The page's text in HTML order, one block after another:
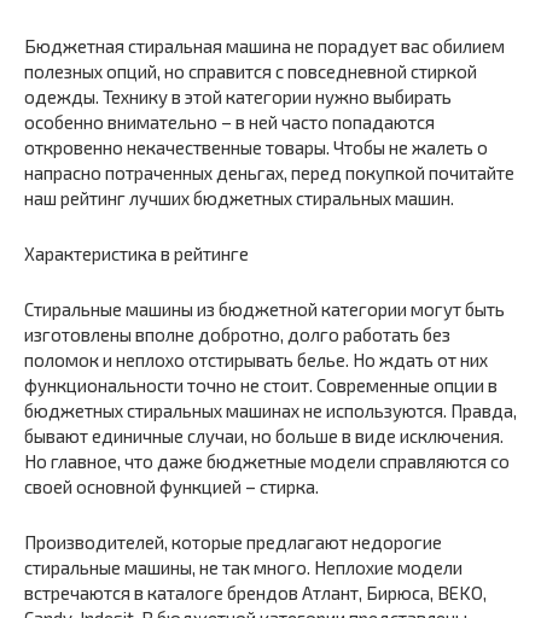
Бюджетная стиральная машина не порадует вас обилием
полезных опций, но справится с повседневной стиркой
одежды. Технику в этой категории нужно выбирать
особенно внимательно – в ней часто попадаются
откровенно некачественные товары. Чтобы не жалеть о
напрасно потраченных деньгах, перед покупкой почитайте
наш рейтинг лучших бюджетных стиральных машин.
Характеристика в рейтинге
Стиральные машины из бюджетной категории могут быть
изготовлены вполне добротно, долго работать без
поломок и неплохо отстирывать белье. Но ждать от них
функциональности точно не стоит. Современные опции в
бюджетных стиральных машинах не используются. Правда,
бывают единичные случаи, но больше в виде исключения.
Но главное, что даже бюджетные модели справляются со
своей основной функцией – стирка.
Производителей, которые предлагают недорогие
стиральные машины, не так много. Неплохие модели
встречаются в каталоге брендов Атлант, Бирюса, BEKO,